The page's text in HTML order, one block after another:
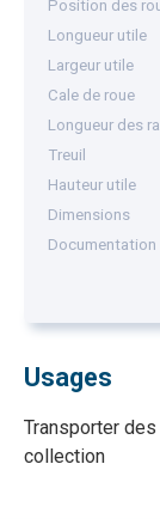
Position des
Longueur utile
Largeur utile
Cale de roue
Longueur des
Treuil
Hauteur utile
Dimensions
Usages
Transporter
collection